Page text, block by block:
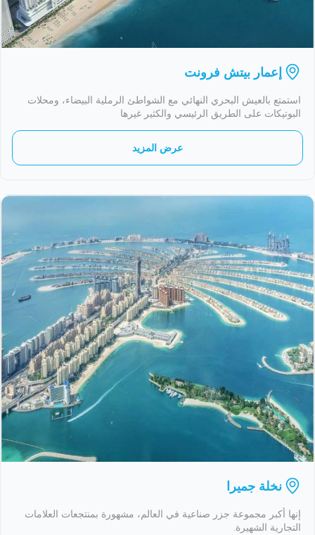
إعمار بيتش فرونت
استمتع بالعيش البحري النهائي مع الشواطئ الرملية البيضاء، ومحلات
البوتيكات على الطريق الرئيسي والكثير غيرها
عرض المزيد
نخلة جميرا
إنها أكبر مجموعة جزر صناعية في العالم، مشهورة بمنتجعات العلامات
التجارية الشهيرة.